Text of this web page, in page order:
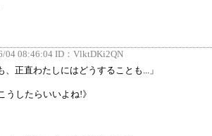
04 08:46:04 ID： VlktDKi2QN
、正直わたしにはどうすることも...」
うしたらいいよね!》